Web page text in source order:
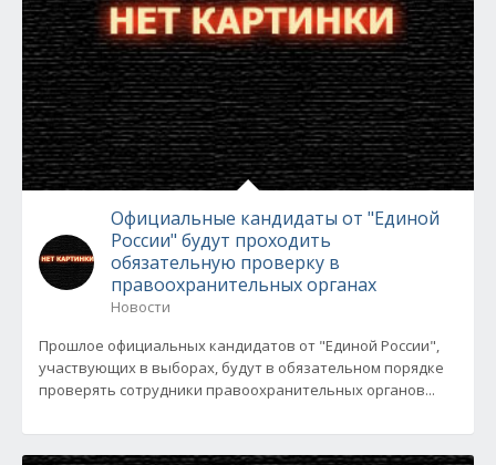
Официальные кандидаты от "Единой
России" будут проходить
обязательную проверку в
правоохранительных органах
Новости
Прошлое официальных кандидатов от "Единой России",
участвующих в выборах, будут в обязательном порядке
проверять сотрудники правоохранительных органов...